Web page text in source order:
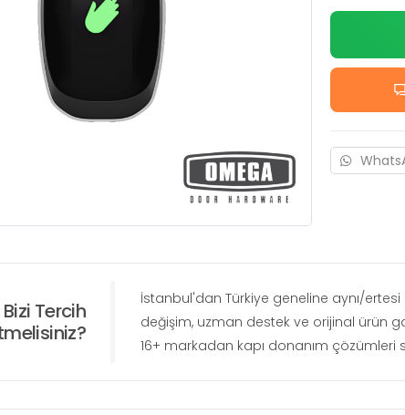
Tercih
İstanbul'dan Türkiye geneline aynı/
değişim, uzman destek ve orijinal ürün
16+ markadan kapı donanım çözümleri